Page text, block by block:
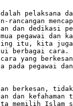
pelaksana
rancangan
dan dedikasi
pegawai dan
itu, kita juga
berbagai
yang
pegawai
berkesan,
dan kefahaman
memilih Islam